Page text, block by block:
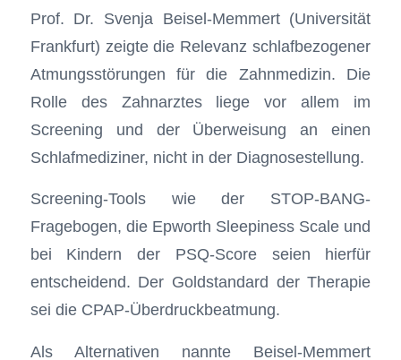
Prof. Dr. Svenja Beisel-Memmert (Universität
Frankfurt) zeigte die Relevanz schlafbezogener
Atmungsstörungen für die Zahnmedizin. Die
Rolle des Zahnarztes liege vor allem im
Screening und der Überweisung an einen
Schlafmediziner, nicht in der Diagnosestellung.
Screening-Tools wie der STOP-BANG-
Fragebogen, die Epworth Sleepiness Scale und
bei Kindern der PSQ-Score seien hierfür
entscheidend. Der Goldstandard der Therapie
sei die CPAP-Überdruckbeatmung.
Als Alternativen nannte Beisel-Memmert